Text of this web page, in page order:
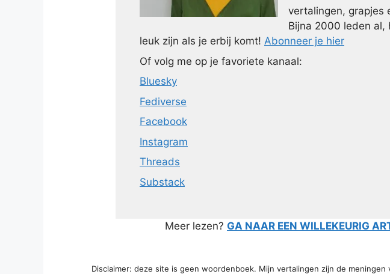
vertalingen, grapjes
Bijna 2000 leden al,
leuk zijn als je erbij komt! Abonneer je hier
Of volg me op je favoriete kanaal:
Bluesky
Fediverse
Facebook
Instagram
Threads
Substack
Meer lezen? GA NAAR EEN WILLEKEURIG
Disclaimer: deze site is geen woordenboek. Mijn vertalingen zijn de meningen